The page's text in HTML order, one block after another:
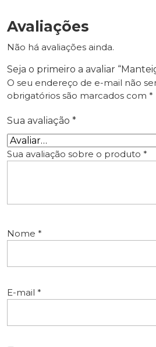
Avaliações
Não há avaliações ainda.
Seja o primeiro a avaliar
O seu endereço de e-mail não
obrigatórios são marcados com *
Sua avaliação *
Sua avaliação sobre o produto *
Nome *
E-mail *